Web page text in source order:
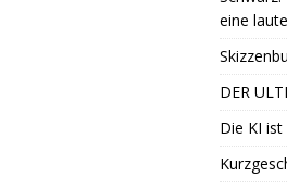
eine
DER
Die KI